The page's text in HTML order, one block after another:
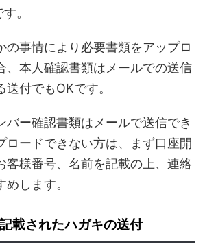
。
の事情により必要書類をアップロ
、本人確認書類はメールでの送信
送付でもOKです。
バー確認書類はメールで送信でき
ロードできない方は、まず口座開
客様番号、名前を記載の上、連絡
します。
載されたハガキの送付